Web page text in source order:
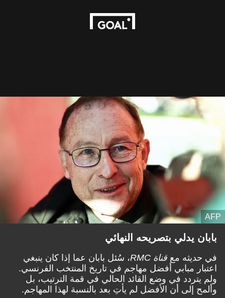
AFP
بابان يدلي بتصريحه النهائي
في حديثه مع قناة RMC
، سُئل بابان عما إذا كان ينبغي
اعتبار مبابي أفضل مهاجم في تاريخ المنتخب الفرنسي.
ولم يتردد في وضع القائد الحالي في قمة الترتيب، بل
وألمح إلى أن الأفضل لم يأتِ بعد بالنسبة لهذا المهاجم.